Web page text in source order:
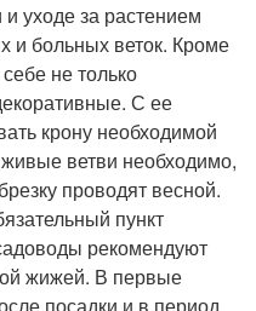
уходе за растением
и больных веток. Кроме
не только
С ее
крону необходимой
ветви необходимо,
проводят весной.
пункт
рекомендуют
жижей. В первые